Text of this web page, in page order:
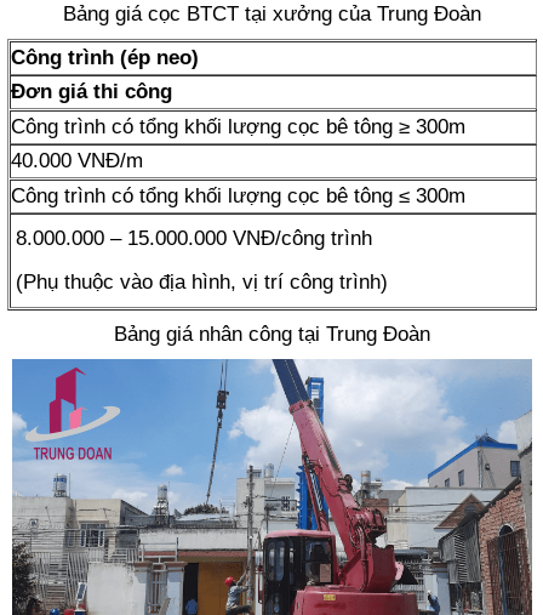
Bảng giá cọc BTCT tại xưởng của Trung Đoàn
Công trình (ép neo)
Đơn giá thi công
Công trình có tổng khối lượng cọc bê tông ≥ 300m
40.000 VNĐ/m
Công trình có tổng khối lượng cọc bê tông ≤ 300m
8.000.000 – 15.000.000 VNĐ/công trình
(Phụ thuộc vào địa hình, vị trí công trình)
Bảng giá nhân công tại Trung Đoàn